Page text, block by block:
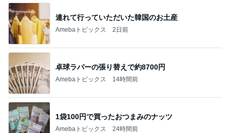
連れて行っていただいた韓国のお土産
Amebaトピックス 2日前
卓球ラバーの張り替えで約8700円
Amebaトピックス 14時間前
1袋100円で買ったおつまみのナッツ
Amebaトピックス 24時間前